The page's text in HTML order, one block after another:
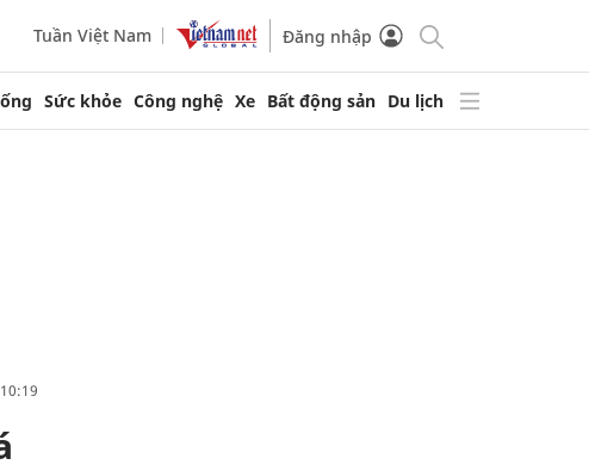
Tuần Việt Nam Đăng nhập
Sức khỏe Công nghệ Xe Bất động sản Du lịch